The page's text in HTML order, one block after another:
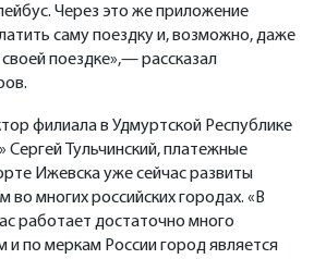
Через это же приложение
саму поездку и, возможно, даже
поездке»,— рассказал
филиала в Удмуртской Республике
Сергей Тульчинский, платежные
Ижевска уже сейчас развиты
во многих российских городах. «В
работает достаточно много
и по меркам России город является